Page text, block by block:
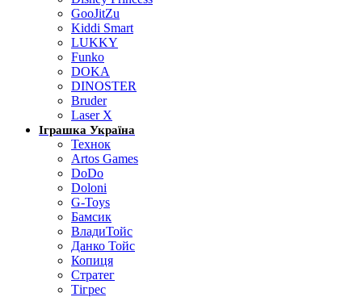
GooJitZu
Kiddi Smart
LUKKY
Funko
DOKA
DINOSTER
Bruder
Laser X
Іграшка Україна
Технок
Artos Games
DoDo
Doloni
G-Toys
Бамсик
ВладиТойс
Данко Тойс
Копиця
Стратег
Тігрес